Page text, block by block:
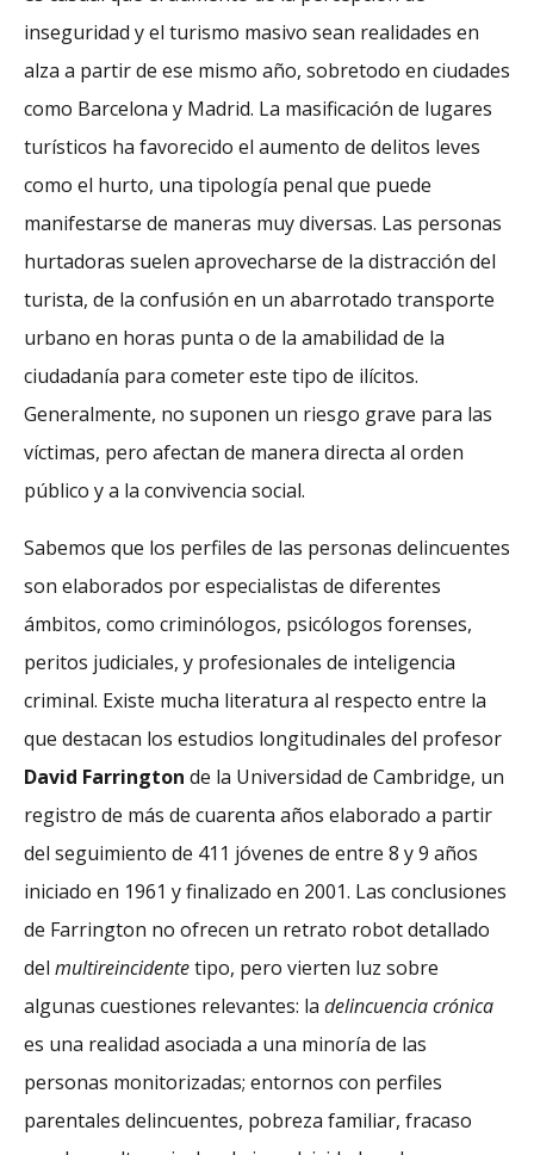
inseguridad y el turismo masivo sean realidades en
alza a partir de ese mismo año, sobretodo en ciudades
como Barcelona y Madrid. La masificación de lugares
turísticos ha favorecido el aumento de delitos leves
como el hurto, una tipología penal que puede
manifestarse de maneras muy diversas. Las personas
hurtadoras suelen aprovecharse de la distracción del
turista, de la confusión en un abarrotado transporte
urbano en horas punta o de la amabilidad de la
ciudadanía para cometer este tipo de ilícitos.
Generalmente, no suponen un riesgo grave para las
víctimas, pero afectan de manera directa al orden
público y a la convivencia social.
Sabemos que los perfiles de las personas delincuentes
son elaborados por especialistas de diferentes
ámbitos, como criminólogos, psicólogos forenses,
peritos judiciales, y profesionales de inteligencia
criminal. Existe mucha literatura al respecto entre la
que destacan los estudios longitudinales del profesor
David Farrington de la Universidad de Cambridge, un
registro de más de cuarenta años elaborado a partir
del seguimiento de 411 jóvenes de entre 8 y 9 años
iniciado en 1961 y finalizado en 2001. Las conclusiones
de Farrington no ofrecen un retrato robot detallado
del multireincidentetipo, pero vierten luz sobre
algunas cuestiones relevantes: la delincuencia crónica
es una realidad asociada a una minoría de las
personas monitorizadas; entornos con perfiles
parentales delincuentes, pobreza familiar, fracaso